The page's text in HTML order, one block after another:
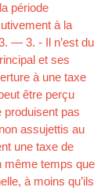
période
à la
— 3. - Il n’est du
et ses
à une taxe
être perçu
produisent pas
assujettis au
une taxe de
même temps que
à moins qu’ils